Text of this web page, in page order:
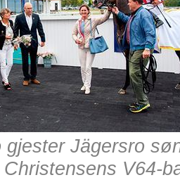
gjester Jägersro
V64-